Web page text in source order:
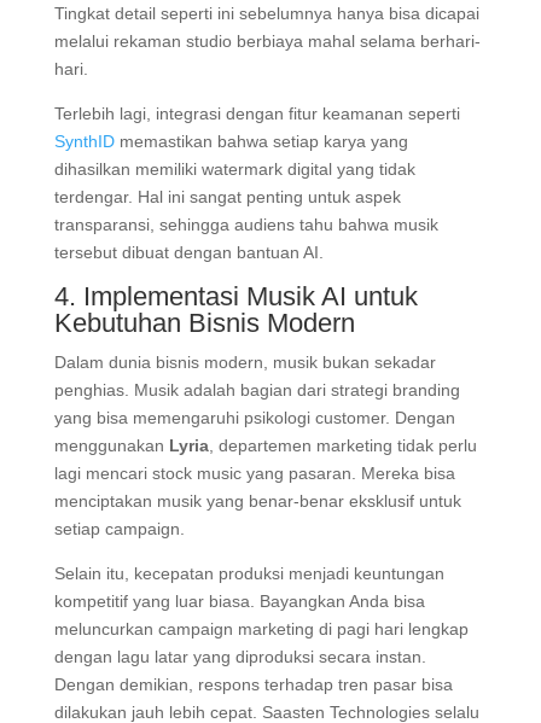
Tingkat detail seperti ini sebelumnya hanya bisa dicapai
melalui rekaman studio berbiaya mahal selama berhari-
hari.
Terlebih lagi, integrasi dengan fitur keamanan seperti
SynthIDmemastikan bahwa setiap karya yang
dihasilkan memiliki watermark digital yang tidak
terdengar. Hal ini sangat penting untuk aspek
transparansi, sehingga audiens tahu bahwa musik
tersebut dibuat dengan bantuan AI.
4. Implementasi Musik AI untuk
Kebutuhan Bisnis Modern
Dalam dunia bisnis modern, musik bukan sekadar
penghias. Musik adalah bagian dari strategi branding
yang bisa memengaruhi psikologi customer. Dengan
menggunakan Lyria, departemen marketing tidak perlu
lagi mencari stock music yang pasaran. Mereka bisa
menciptakan musik yang benar-benar eksklusif untuk
setiap campaign.
Selain itu, kecepatan produksi menjadi keuntungan
kompetitif yang luar biasa. Bayangkan Anda bisa
meluncurkan campaign marketing di pagi hari lengkap
dengan lagu latar yang diproduksi secara instan.
Dengan demikian, respons terhadap tren pasar bisa
dilakukan jauh lebih cepat. Saasten Technologies selalu